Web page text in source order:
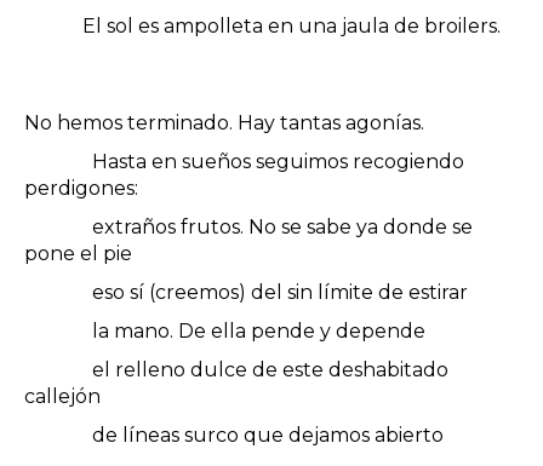
El sol es ampolleta en una jaula de broilers.
No hemos terminado. Hay tantas agonías.
Hasta en sueños seguimos recogiendo
perdigones:
extraños frutos. No se sabe ya donde se
pone el pie
eso sí (creemos) del sin límite de estirar
la mano. De ella pende y depende
el relleno dulce de este deshabitado
callejón
de líneas surco que dejamos abierto